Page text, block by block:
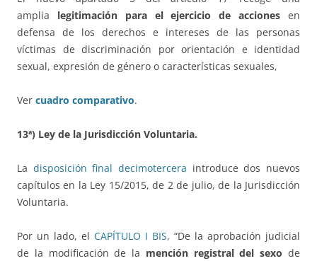
amplia legitimación para el ejercicio de acciones en
defensa de los derechos e intereses de las personas
víctimas de discriminación por orientación e identidad
sexual, expresión de género o características sexuales,
Ver cuadro comparativo.
13ª) Ley de la Jurisdicción Voluntaria.
La disposición final decimotercera introduce dos nuevos
capítulos en la Ley 15/2015, de 2 de julio, de la Jurisdicción
Voluntaria.
Por un lado, el CAPÍTULO I BIS, “De la aprobación judicial
de la modificación de la mención registral del sexode